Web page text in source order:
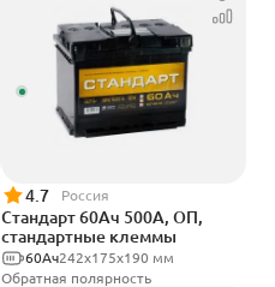
4.7 Россия
Стандарт 60Ач 500А, ОП,
стандартные клеммы
242x175x190 мм
60Ач
Обратная полярность